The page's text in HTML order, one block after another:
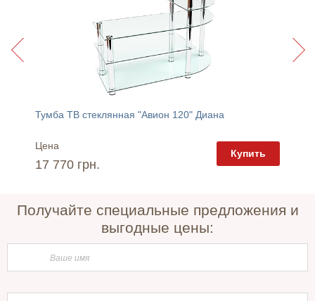
Тумба ТВ стеклянная "Авион 120" Диана
Цена
17 770 грн.
Купить
Получайте специальные предложения и
выгодные цены: